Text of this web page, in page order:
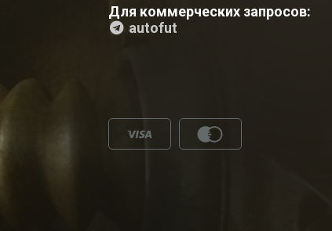
Для коммерческих запросов:
autofut